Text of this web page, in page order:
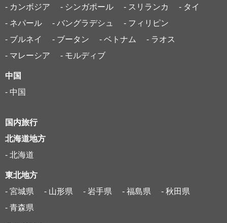
- カンボジア
- シンガポール - スリランカ
- タイ
- ネパール
- バングラデシュ
- フィリピン
- ブルネイ
- ブータン - ベトナム
- ラオス
- マレーシア
- モルディブ
中国
- 中国
国内旅行
北海道地方
- 北海道
東北地方
- 宮城県
- 山形県 - 岩手県 - 福島県
- 秋田県
- 青森県